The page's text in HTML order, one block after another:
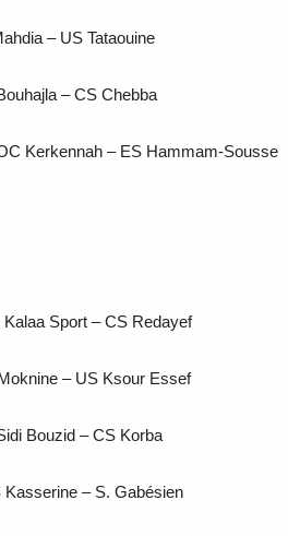
– US Tataouine
– CS Chebba
Kerkennah – ES Hammam-Sousse
Sport – CS Redayef
– US Ksour Essef
Bouzid – CS Korba
Kasserine – S. Gabésien